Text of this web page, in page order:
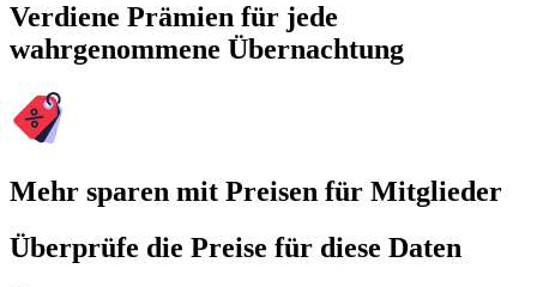
Verdiene Prämien für jede
wahrgenommene Übernachtung
Mehr sparen mit Preisen für Mitglieder
Überprüfe die Preise für diese Daten